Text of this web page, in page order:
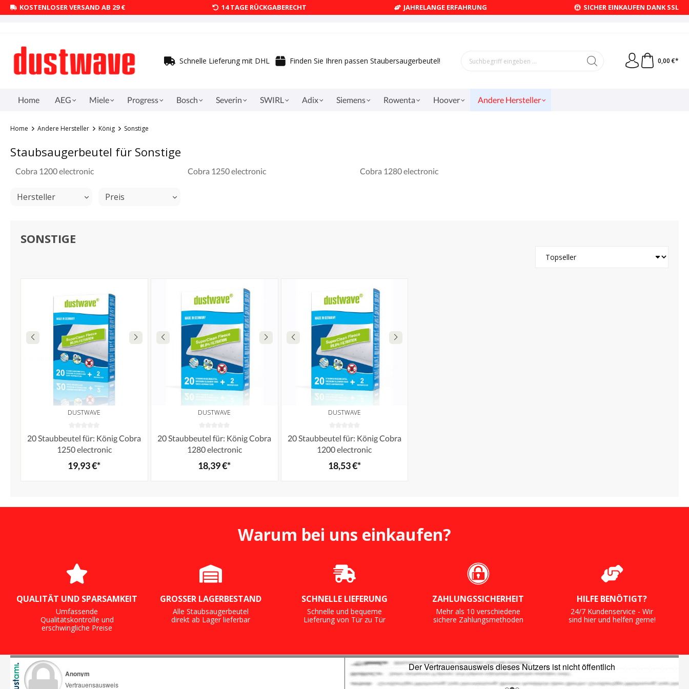
KOSTENLOSER VERSAND AB 29 € 14 TAGE RÜCKGABERECHT JAHRELANGE ERFAHRUNG SICHER EINKAUFEN DANK SSL
Schnelle Lieferung mit DHL Finden Sie Ihren passen Staubersaugerbeutel! 0,00 €*
Home AEG Miele Progress Bosch Severin SWIRL Adix Siemens Rowenta Hoover Andere Hersteller
Home Andere Hersteller König Sonstige
Staubsaugerbeutel für Sonstige
Cobra 1200 electronic Cobra 1250 electronic Cobra 1280 electronic
Hersteller Preis
SONSTIGE
DUSTWAVE
20 Staubbeutel für: König Cobra
1250 electronic
19,93 €*
DUSTWAVE
20 Staubbeutel für: König Cobra
1280 electronic
18,39 €*
DUSTWAVE
20 Staubbeutel für: König Cobra
1200 electronic
18,53 €*
Warum bei uns einkaufen?
QUALITÄT UND SPARSAMKEIT
Umfassende
Qualitätskontrolle und
erschwingliche Preise
GROSSER LAGERBESTAND
Alle Staubsaugerbeutel
direkt ab Lager lieferbar
SCHNELLE LIEFERUNG
Schnelle und bequeme
Lieferung von Tür zu Tür
ZAHLUNGSSICHERHEIT
Mehr als 10 verschiedene
sichere Zahlungsmethoden
HILFE BENÖTIGT?
24/7 Kundenservice - Wir
sind hier und helfen gerne!